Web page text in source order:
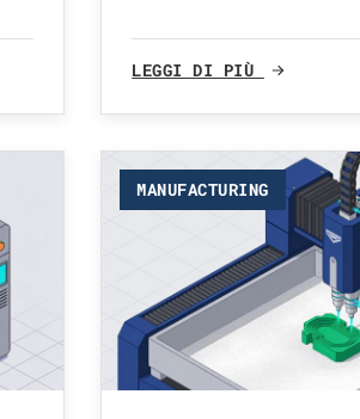
LEGGI DI PIÙ
MANUFACTURING